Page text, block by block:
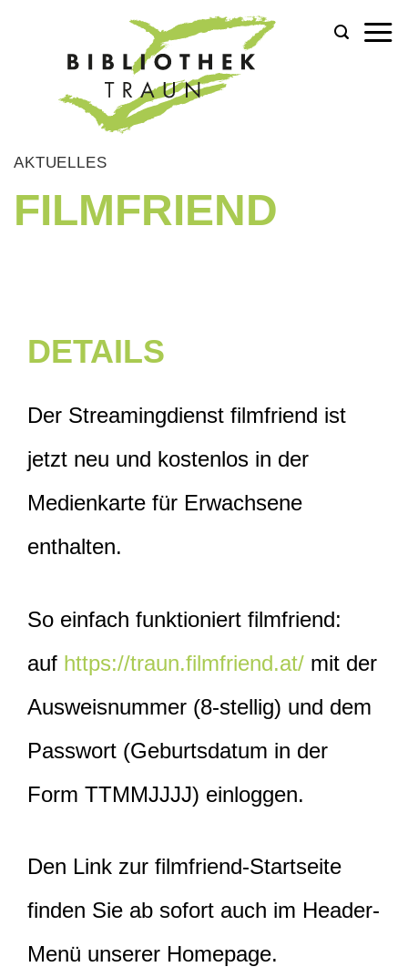
AKTUELLES
FILMFRIEND
DETAILS
Der Streamingdienst filmfriend ist
jetzt neu und kostenlos in der
Medienkarte für Erwachsene
enthalten.
So einfach funktioniert filmfriend:
auf https://traun.filmfriend.at/ mit der
Ausweisnummer (8-stellig) und dem
Passwort (Geburtsdatum in der
Form TTMMJJJJ) einloggen.
Den Link zur filmfriend-Startseite
finden Sie ab sofort auch im Header-
Menü unserer Homepage.